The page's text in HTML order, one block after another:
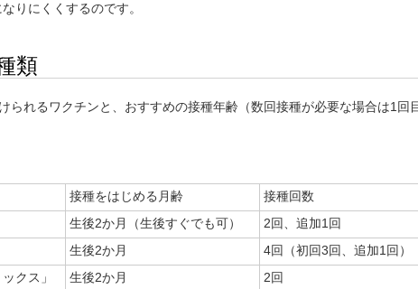
りにくくするのです。
類
られるワクチンと、おすすめの接種年齢（数回接種が必要な場合は1回
接種をはじめる月齢 接種回数
生後2か月（生後すぐでも可） 2回、追加1回
生後2か月 4回（初回3回、追加1回）
クス」
生後2か月
2回